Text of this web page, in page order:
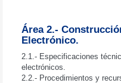
Área 2.-
Electrónico.
2.1.- Especificaciones
electrónicos.
2.2.- Procedimientos y